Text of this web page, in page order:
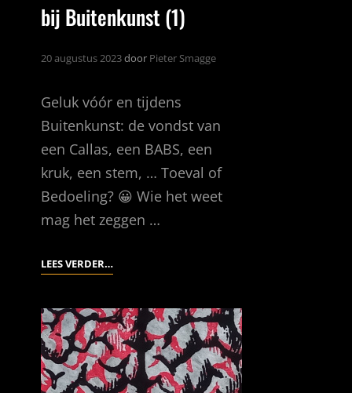
bij Buitenkunst (1)
20 augustus 2023door Pieter Smagge
Geluk vóór en tijdens
Buitenkunst: de vondst van
een Callas, een BABS, een
kruk, een stem, … Toeval of
Bedoeling? 😀 Wie het weet
mag het zeggen …
LEES VERDER…HET
WAT
BIJ
BUITENKUNST
(1)